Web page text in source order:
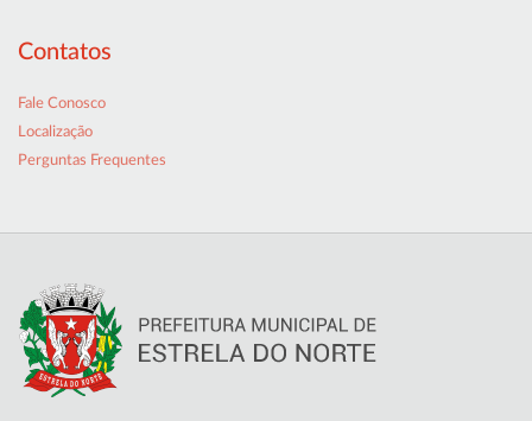
Contatos
Fale Conosco
Localização
Perguntas Frequentes